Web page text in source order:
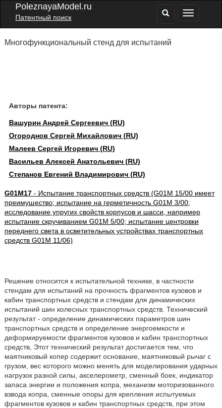
PoleznayaModel.ru
Патентный поиск
Многофункциональный стенд для испытаний
Авторы патента:
Вашурин Андрей Сергеевич (RU)
Огороднов Сергей Михайлович (RU)
Малеев Сергей Игоревич (RU)
Васильев Алексей Анатольевич (RU)
Степанов Евгений Владимирович (RU)
G01M17- Испытание транспортных средств (G01M 15/00 имеет
преимущество; испытание на герметичность G01M 3/00;
исследование упругих свойств корпусов и шасси, например
испытание скручиванием G01M 5/00; испытание центровки
переднего света в осветительных устройствах транспортных
средств G01M 11/06)
Решение относится к испытательной технике, в частности
стендам для испытаний на прочность фрагментов кузовов и
кабин транспортных средств и стендам для динамических
испытаний шин колесных транспортных средств. Технический
результат - определение динамических параметров шин
транспортных средств и определение энергоемкости и
деформируемости фрагментов кузовов и кабин транспортных
средств, Этот технический результат достигается тем, что
маятниковый копер содержит основание, маятниковый рычаг с
грузом, вес которого можно менять для моделирования ударных
нагрузок разной силы, акселерометр, сменный боек, индикатор
запаса энергии и положения копра, механизм моторизованного
взвода копра, сменные опоры для крепления испытуемых
фрагментов кузовов и кабин транспортных средств, при этом